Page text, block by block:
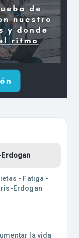
- Fatiga -
Erdogan
la vida